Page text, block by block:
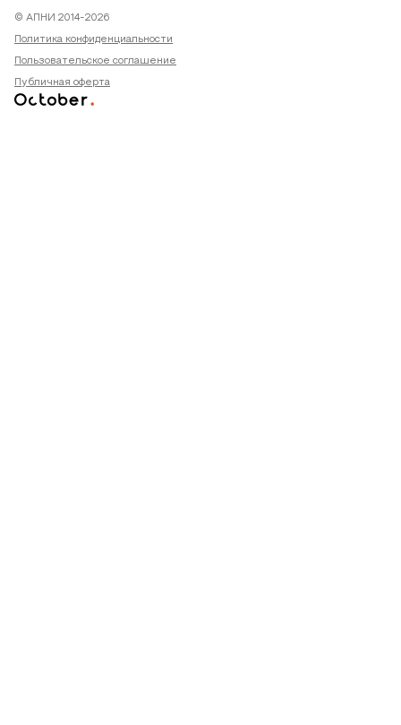
© АПНИ 2014-2026
Политика конфиденциальности
Пользовательское соглашение
Публичная оферта